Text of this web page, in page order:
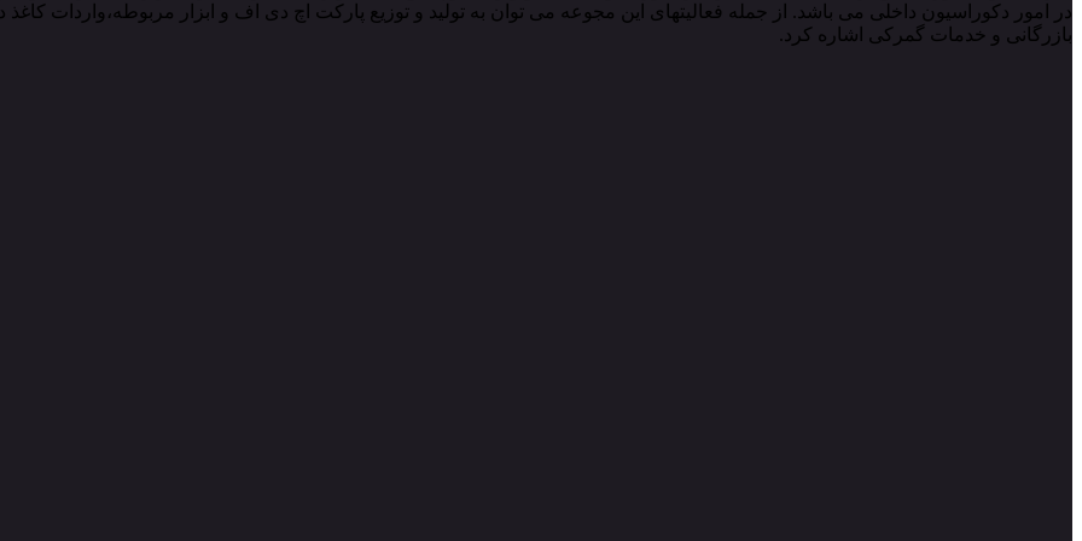
در امور دکوراسیون داخلی می باشد. از جمله فعالیتهای این مجوعه می توان به تولید و توزیع پارکت اچ دی اف و ابزار مربوطه،واردات
بازرگانی و خدمات گمرکی اشاره کرد.